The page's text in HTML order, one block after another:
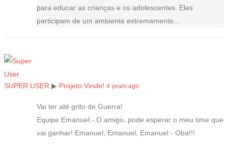
para educar as crianças e os adolescentes. Eles
participam de um ambiente extremamente...
SUPER USER ▶ Projeto Vinde! 4 years ago
Vai ter até grito de Guerra!
Equipe Emanuel - O amigo, pode esperar o meu time que
vai ganhar! Emanuel, Emanuel, Emanuel - Oba!!!